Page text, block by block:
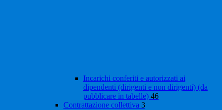
Incarichi conferiti e autorizzati ai
dipendenti (dirigenti e non dirigenti) (da
pubblicare in tabelle) 46
Contrattazione collettiva 3